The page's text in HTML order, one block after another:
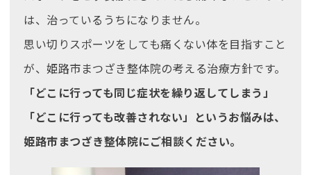
は、治っているうちになりません。
思い切りスポーツをしても痛くない体を目指すこと
が、姫路市まつざき整体院の考える治療方針です。
「どこに行っても同じ症状を繰り返してしまう」
「どこに行っても改善されない」というお悩みは、
姫路市まつざき整体院にご相談ください。